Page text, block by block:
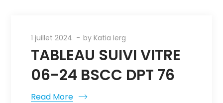
1 juillet 2024 byKatia Ierg
TABLEAU SUIVI VITRE
06-24 BSCC DPT 76
Read More